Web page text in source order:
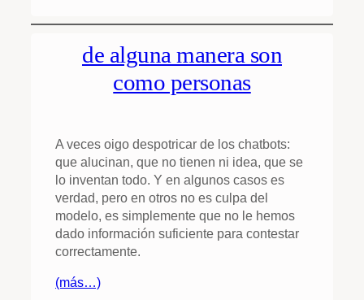
de alguna manera son
como personas
A veces oigo despotricar de los chatbots:
que alucinan, que no tienen ni idea, que se
lo inventan todo. Y en algunos casos es
verdad, pero en otros no es culpa del
modelo, es simplemente que no le hemos
dado información suficiente para contestar
correctamente.
(más…)